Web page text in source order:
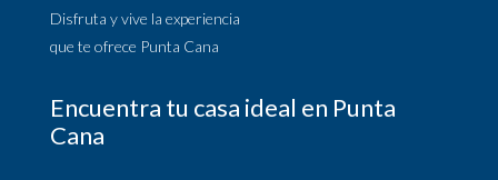
Disfruta y vive la experiencia
que te ofrece Punta Cana
Encuentra tu casa ideal en Punta
Cana